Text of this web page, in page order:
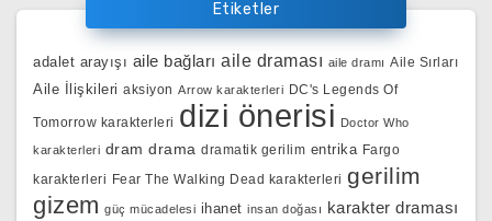
Etiketler
adalet arayışı aile bağları aile draması aile dramı Aile Sırları
Aile İlişkileri aksiyon Arrow karakterleri DC's Legends Of
Tomorrow karakterleri dizi önerisi Doctor Who
karakterleri dram drama dramatik gerilim entrika Fargo
karakterleri Fear The Walking Dead karakterleri gerilim
gizem güç mücadelesi ihanet insan doğası karakter draması